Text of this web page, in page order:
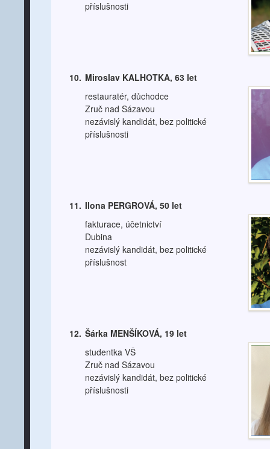
příslušnosti
10. Miroslav KALHOTKA, 63 let
restauratér, důchodce
Zruč nad Sázavou
nezávislý kandidát, bez politické
příslušnosti
11. Ilona PERGROVÁ, 50 let
fakturace, účetnictví
Dubina
nezávislý kandidát, bez politické
příslušnost
12. Šárka MENŠÍKOVÁ, 19 let
studentka VŠ
Zruč nad Sázavou
nezávislý kandidát, bez politické
příslušnosti